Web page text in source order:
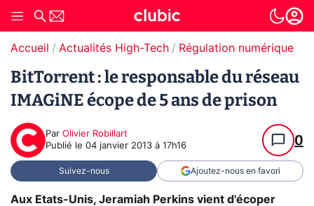
Accueil Actualités High-Tech Régulation numérique
BitTorrent : le responsable du réseau
IMAGiNE écope de 5 ans de prison
Par Olivier Robillart
Publié le 04 janvier 2013 à 17h16 0
Suivez-nous Ajoutez-nous en favori
Aux Etats-Unis, Jeramiah Perkins vient d'écoper